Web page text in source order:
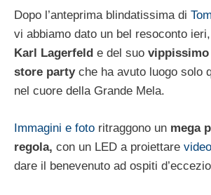
Dopo l’anteprima blindatissima di
vi abbiamo dato un bel resoconto
Karl Lagerfeld e del suo vippissimo
store partyche ha avuto luogo solo
nel cuore della Grande Mela.
Immagini e foto ritraggono un mega
regola, con un LED a proiettare
dare il benevenuto ad ospiti